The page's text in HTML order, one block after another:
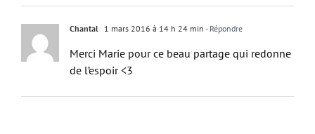
Chantal 1 mars 2016 à 14 h 24 min - Répondre
Merci Marie pour ce beau partage qui redonne
de l’espoir <3